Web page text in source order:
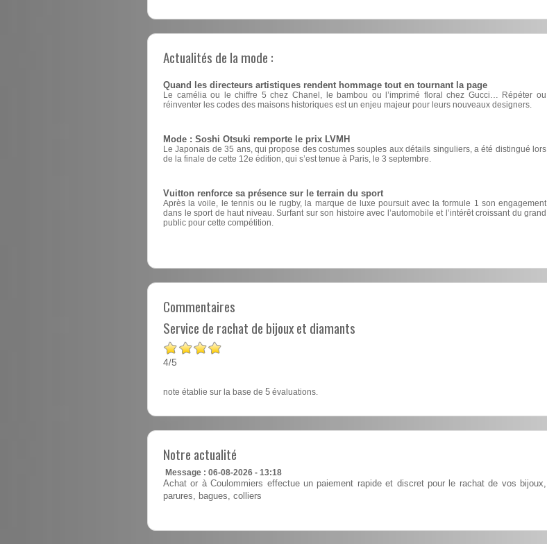
Actualités de la mode :
Quand les directeurs artistiques rendent hommage tout en tournant la page
Le camélia ou le chiffre 5 chez Chanel, le bambou ou l’imprimé floral chez Gucci… Répéter ou
réinventer les codes des maisons historiques est un enjeu majeur pour leurs nouveaux designers.
Mode : Soshi Otsuki remporte le prix LVMH
Le Japonais de 35 ans, qui propose des costumes souples aux détails singuliers, a été distingué lors
de la finale de cette 12e édition, qui s’est tenue à Paris, le 3 septembre.
Vuitton renforce sa présence sur le terrain du sport
Après la voile, le tennis ou le rugby, la marque de luxe poursuit avec la formule 1 son engagement
dans le sport de haut niveau. Surfant sur son histoire avec l’automobile et l’intérêt croissant du grand
public pour cette compétition.
Commentaires
Service de rachat de bijoux et diamants
4/5
note établie sur la base de 5 évaluations.
Notre actualité
Message : 06-08-2026 - 13:18
Achat or à Coulommiers effectue un paiement rapide et discret pour le rachat de vos bijoux,
parures, bagues, colliers